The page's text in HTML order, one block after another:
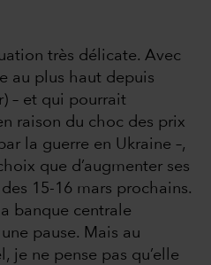
très délicate. Avec
au plus haut depuis
– et qui pourrait
raison du choc des prix
la guerre en Ukraine –,
que d’augmenter ses
15-16 mars prochains.
banque centrale
pause. Mais au
je ne pense pas qu’elle